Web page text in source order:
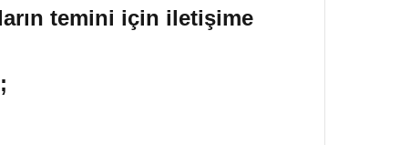
temini için iletişime